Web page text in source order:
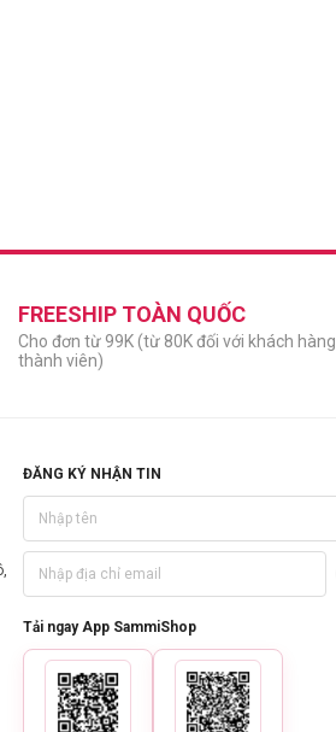
FREESHIP TOÀN QUỐC
Cho đơn từ 99K (từ 80K đối với khách hàng
thành viên)
ĐĂNG KÝ NHẬN TIN
Tải ngay App SammiShop